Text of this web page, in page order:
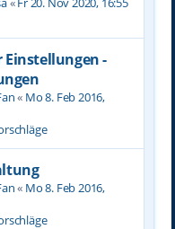
Einstellungen -
« Mo 8. Feb 2016,
« Mo 8. Feb 2016,